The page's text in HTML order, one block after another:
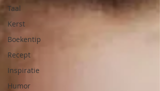
Taal
Kerst
Boekentip
Recept
Inspiratie
Humor